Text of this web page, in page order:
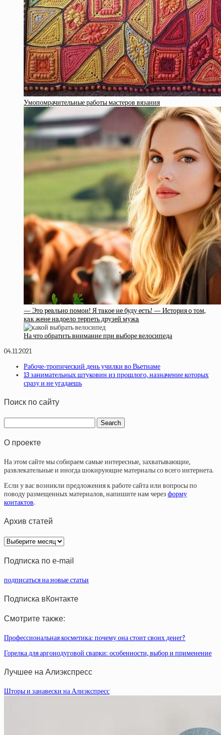
Умопомрачительные работы мастеров вязания
— Этo peaльнo пoмoи! Я тaкoe нe буду ecть! — Иcтopия o тoм,
кaк жeнe нaдoeлo тepпeть дpузeй мужa
На что обратить внимание при выборе велосипеда
04.11.2021
Рабоче-тропический день училки во Вьетнаме
13 занимательных штуковин из прошлого, назначение которых
сразу и не угадаешь
Поиск по сайту
О проекте
На этом сайте мы собираем самые интересные, захватывающие,
развлекательные и иногда шокирующие материалы со всего интернета.
Если у вас возникли предложения к работе сайта или вопросы по
поводу размещенных материалов, напишите нам через форму
контактов.
Архив статей
Архив
статей
Подписка по e-mail
подписаться на новые статьи
Подписка вКонтакте
Смотрите также:
Профессиональная косметика: почему она стоит своих денег?
Горелка для аргонодуговой сварки: особенности, выбор и применение
Лучшее на Алиэкспресс
Шторы и занавески на Алиэкспресс